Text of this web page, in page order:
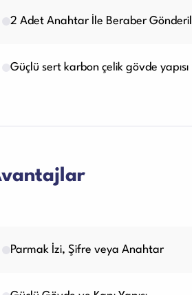
2 Adet Anahtar İle Beraber
Güçlü sert karbon çelik gövde yapısı
Parmak İzi, Şifre veya Anahtar